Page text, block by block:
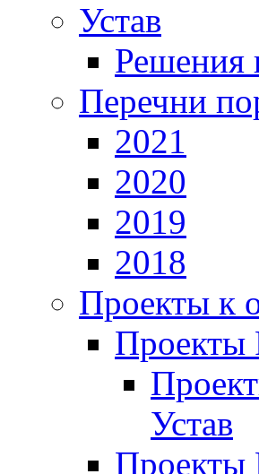
Устав
Решения
Перечни
2021
2020
2019
2018
Проекты к
Проекты
Устав
Проекты